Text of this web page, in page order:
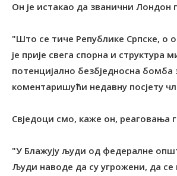
Он је истакао да званични
"Што се тиче Републике Српске, о
је прије свега спорна и
потенцијално безбједносна
коментаришући недавну посјету
Свједоци смо, каже он, реаговања
"У Блажују људи од федералне
Људи наводе да су угрожени, да се